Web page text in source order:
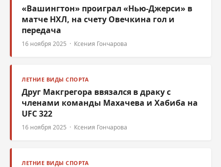
«Вашингтон» проиграл «Нью-Джерси» в
матче НХЛ, на счету Овечкина гол и
передача
16 ноября 2025 · Ксения Гончарова
ЛЕТНИЕ ВИДЫ СПОРТА
Друг Макгрегора ввязался в драку с
членами команды Махачева и Хабиба на
UFC 322
16 ноября 2025 · Ксения Гончарова
ЛЕТНИЕ ВИДЫ СПОРТА